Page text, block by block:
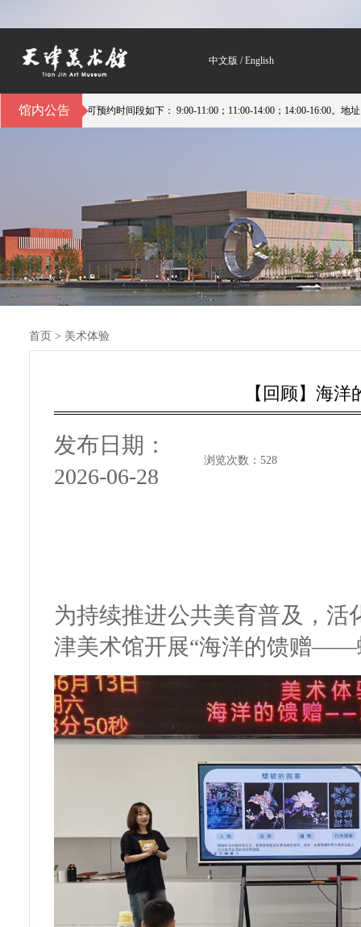
中文版 /English
馆内公告
每日可预约时间段如下： 9:00-11:00；11:00-14:00；14:00-16:00。地址：天津市
首页 > 美术体验
【回顾】海
发布日期：
2026-06-28
浏览次数： 528
为持续推进公共美育普及，活
津美术馆开展“海洋的馈赠——